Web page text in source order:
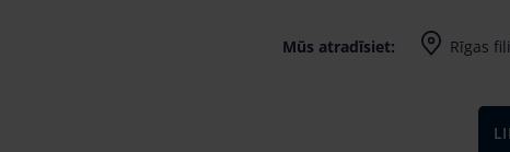
Mūs atradīsiet: Rīgas